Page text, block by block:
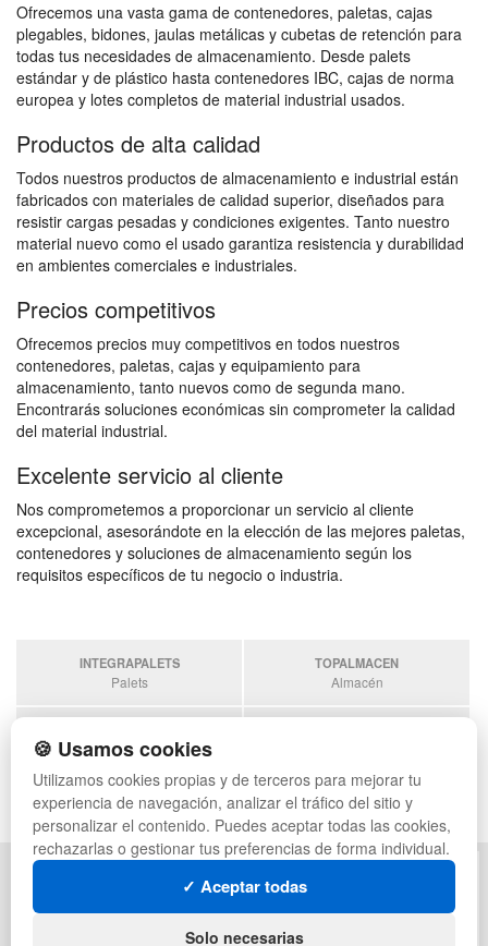
Ofrecemos una vasta gama de contenedores, paletas, cajas
plegables, bidones, jaulas metálicas y cubetas de retención para
todas tus necesidades de almacenamiento. Desde palets
estándar y de plástico hasta contenedores IBC, cajas de norma
europea y lotes completos de material industrial usados.
Productos de alta calidad
Todos nuestros productos de almacenamiento e industrial están
fabricados con materiales de calidad superior, diseñados para
resistir cargas pesadas y condiciones exigentes. Tanto nuestro
material nuevo como el usado garantiza resistencia y durabilidad
en ambientes comerciales e industriales.
Precios competitivos
Ofrecemos precios muy competitivos en todos nuestros
contenedores, paletas, cajas y equipamiento para
almacenamiento, tanto nuevos como de segunda mano.
Encontrarás soluciones económicas sin comprometer la calidad
del material industrial.
Excelente servicio al cliente
Nos comprometemos a proporcionar un servicio al cliente
excepcional, asesorándote en la elección de las mejores paletas,
contenedores y soluciones de almacenamiento según los
requisitos específicos de tu negocio o industria.
INTEGRAPALETS
Palets
TOPALMACEN
Almacén
Sobrantes
ESTANTERIASKIT
Estanterias
POLÍTICA DE PRIVACIDAD
MAPA WEB
🍪 Usamos cookies
Utilizamos cookies propias y de terceros para mejorar tu
experiencia de navegación, analizar el tráfico del sitio y
personalizar el contenido. Puedes aceptar todas las cookies,
rechazarlas o gestionar tus preferencias de forma individual.
✓ Aceptar todas
Solo necesarias